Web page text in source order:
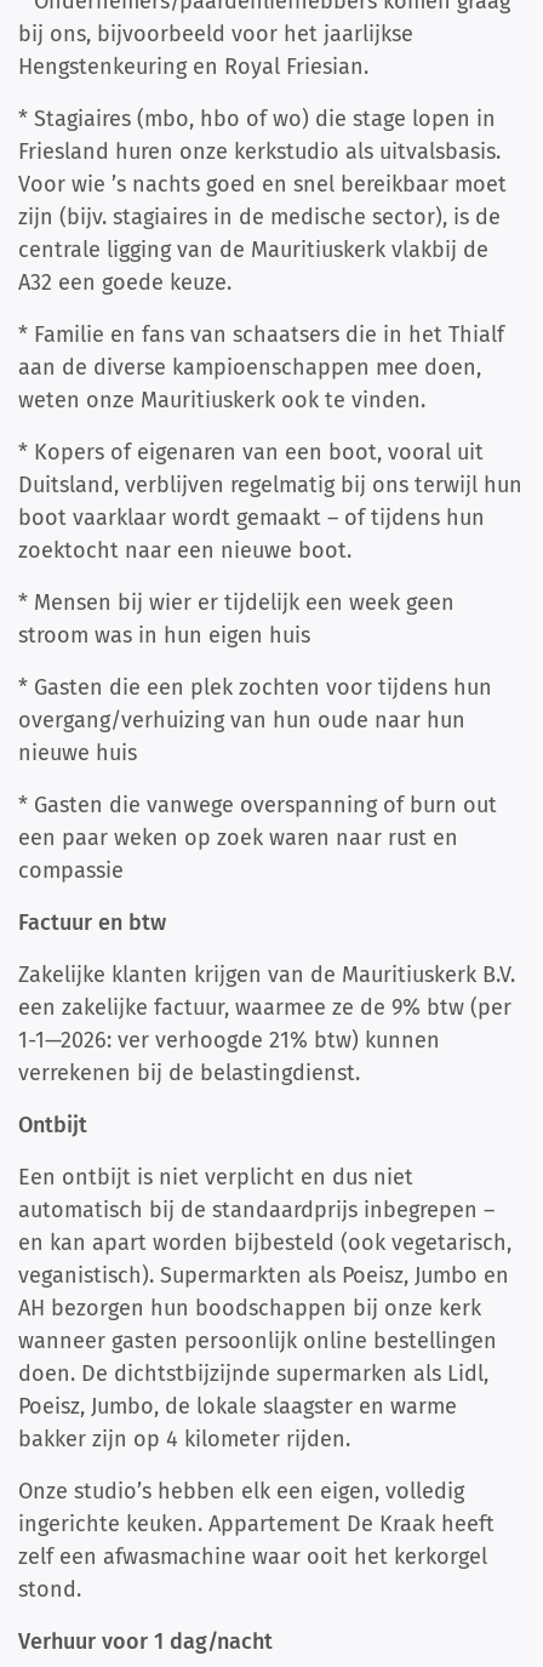
bij ons, bijvoorbeeld voor het jaarlijkse
Hengstenkeuring en Royal Friesian.
* Stagiaires (mbo, hbo of wo) die stage lopen in
Friesland huren onze kerkstudio als uitvalsbasis.
Voor wie ’s nachts goed en snel bereikbaar moet
zijn (bijv. stagiaires in de medische sector), is de
centrale ligging van de Mauritiuskerk vlakbij de
A32 een goede keuze.
* Familie en fans van schaatsers die in het Thialf
aan de diverse kampioenschappen mee doen,
weten onze Mauritiuskerk ook te vinden.
* Kopers of eigenaren van een boot, vooral uit
Duitsland, verblijven regelmatig bij ons terwijl hun
boot vaarklaar wordt gemaakt – of tijdens hun
zoektocht naar een nieuwe boot.
* Mensen bij wier er tijdelijk een week geen
stroom was in hun eigen huis
* Gasten die een plek zochten voor tijdens hun
overgang/verhuizing van hun oude naar hun
nieuwe huis
* Gasten die vanwege overspanning of burn out
een paar weken op zoek waren naar rust en
compassie
Factuur en btw
Zakelijke klanten krijgen van de Mauritiuskerk B.V.
een zakelijke factuur, waarmee ze de 9% btw (per
1-1—2026: ver verhoogde 21% btw) kunnen
verrekenen bij de belastingdienst.
Ontbijt
Een ontbijt is niet verplicht en dus niet
automatisch bij de standaardprijs inbegrepen –
en kan apart worden bijbesteld (ook vegetarisch,
veganistisch). Supermarkten als Poeisz, Jumbo en
AH bezorgen hun boodschappen bij onze kerk
wanneer gasten persoonlijk online bestellingen
doen. De dichtstbijzijnde supermarken als Lidl,
Poeisz, Jumbo, de lokale slaagster en warme
bakker zijn op 4 kilometer rijden.
Onze studio’s hebben elk een eigen, volledig
ingerichte keuken. Appartement De Kraak heeft
zelf een afwasmachine waar ooit het kerkorgel
stond.
Verhuur voor 1 dag/nacht